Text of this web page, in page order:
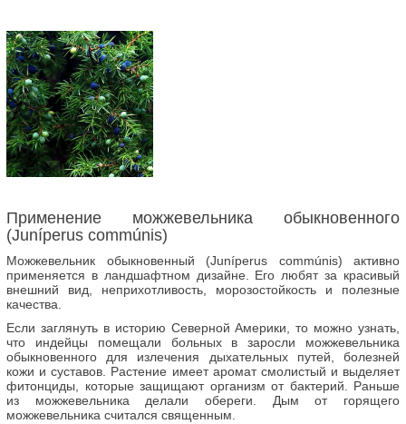
Применение можжевельника обыкновенного
(Juníperus commúnis)
Можжевельник обыкновенный (Juníperus commúnis) активно
применяется в ландшафтном дизайне. Его любят за красивый
внешний вид, неприхотливость, морозостойкость и полезные
качества.
Если заглянуть в историю Северной Америки, то можно узнать,
что индейцы помещали больных в заросли можжевельника
обыкновенного для излечения дыхательных путей, болезней
кожи и суставов. Растение имеет аромат смолистый и выделяет
фитонциды, которые защищают организм от бактерий. Раньше
из можжевельника делали обереги. Дым от горящего
можжевельника считался священным.